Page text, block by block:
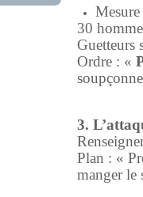
30
Guetteurs
Ordre : «
3.
Plan : «
manger le